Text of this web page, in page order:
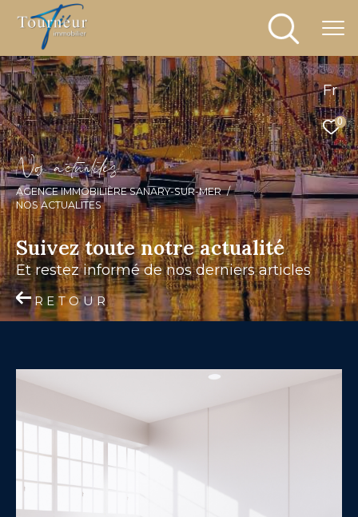
Fr
0
No actuaiés
AGENCE IMMOBILIÈRE SANARY-SUR-MER
NOS ACTUALITES
Suivez toute notre actualité
et restez informé de nos derniers articles
RETOUR